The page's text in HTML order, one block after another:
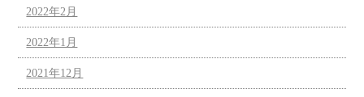
2022年2月
2022年1月
2021年12月